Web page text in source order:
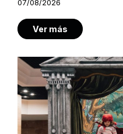
07/08/2026
Ver más